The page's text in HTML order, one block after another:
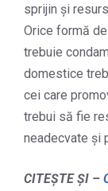
sprijin și
Orice formă
trebuie
domestice
cei care
trebui să fie
neadecvate și
CITEȘTE ȘI –